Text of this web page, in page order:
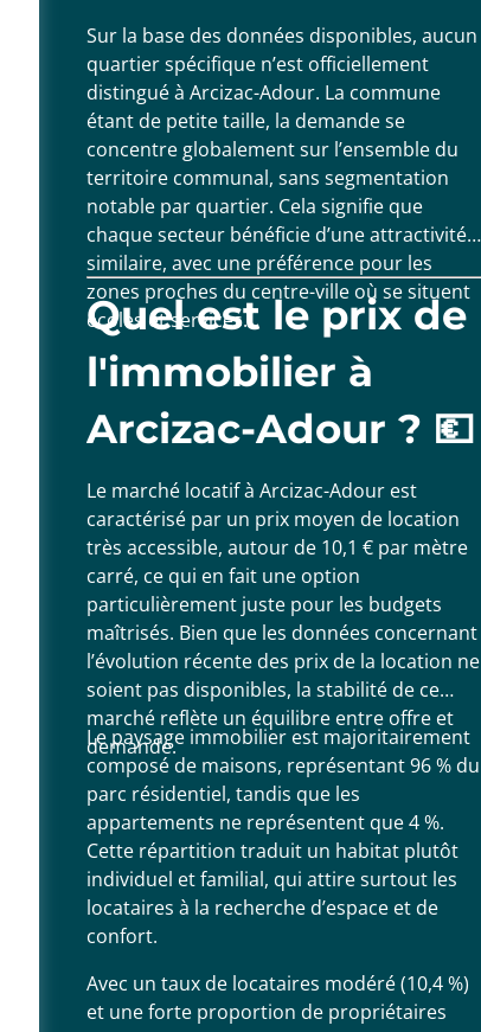
Sur la base des données disponibles, aucun
quartier spécifique n’est officiellement
distingué à Arcizac-Adour. La commune
étant de petite taille, la demande se
concentre globalement sur l’ensemble du
territoire communal, sans segmentation
notable par quartier. Cela signifie que
chaque secteur bénéficie d’une attractivité
similaire, avec une préférence pour les
zones proches du centre-ville où se situent
écoles et services.
Quel est le prix de
l'immobilier à
Arcizac-Adour ? 💶
Le marché locatif à Arcizac-Adour est
caractérisé par un prix moyen de location
très accessible, autour de 10,1 € par mètre
carré, ce qui en fait une option
particulièrement juste pour les budgets
maîtrisés. Bien que les données concernant
l’évolution récente des prix de la location ne
soient pas disponibles, la stabilité de ce
marché reflète un équilibre entre offre et
demande.
Le paysage immobilier est majoritairement
composé de maisons, représentant 96 % du
parc résidentiel, tandis que les
appartements ne représentent que 4 %.
Cette répartition traduit un habitat plutôt
individuel et familial, qui attire surtout les
locataires à la recherche d’espace et de
confort.
Avec un taux de locataires modéré (10,4 %)
et une forte proportion de propriétaires